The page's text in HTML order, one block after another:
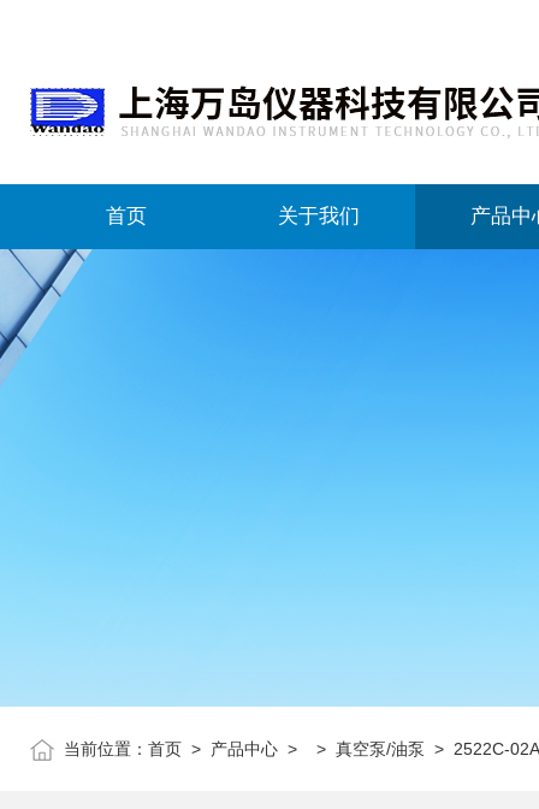
首页 关于我们 产品中
当前位置： 首页 > 产品中心 > > 真空泵/油泵 > 2522C-